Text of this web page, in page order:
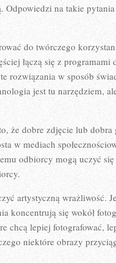
Odpowiedzi na takie
do twórczego
łączą się z
rozwiązania w sposób
jest tu narzędziem,
że dobre zdjęcie lub
w mediach
odbiorcy mogą uczyć
artystyczną wrażliwość.
koncentrują się wokół
chcą lepiej fotografować,
niektóre obrazy